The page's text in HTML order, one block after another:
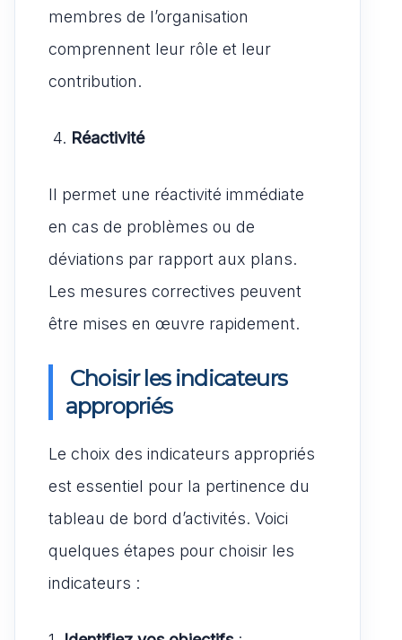
membres de l’organisation
comprennent leur rôle et leur
contribution.
4. Réactivité
Il permet une réactivité immédiate
en cas de problèmes ou de
déviations par rapport aux plans.
Les mesures correctives peuvent
être mises en œuvre rapidement.
Choisir les indicateurs
appropriés
Le choix des indicateurs appropriés
est essentiel pour la pertinence du
tableau de bord d’activités. Voici
quelques étapes pour choisir les
indicateurs :